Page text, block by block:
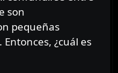
son
pequeñas
¿cuál es